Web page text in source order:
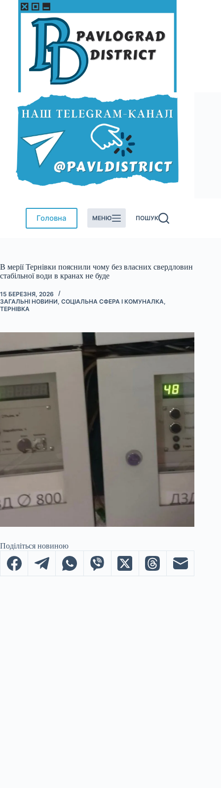
Перейти
Головна МЕНЮ ПОШУК
В мерії Тернівки пояснили чому без власних свердловин
стабільної води в кранах не буде
15 БЕРЕЗНЯ, 2026
ЗАГАЛЬНІ НОВИНИ, СОЦІАЛЬНА СФЕРА І КОМУНАЛКА,
ТЕРНІВКА
Поділіться новиною